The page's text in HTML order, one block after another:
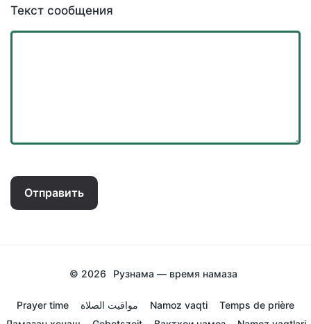
Текст сообщения
Отправить
© 2026 Рузнама — время намаза
Prayer time مواقيت الصلاة Namoz vaqti
Temps de prière